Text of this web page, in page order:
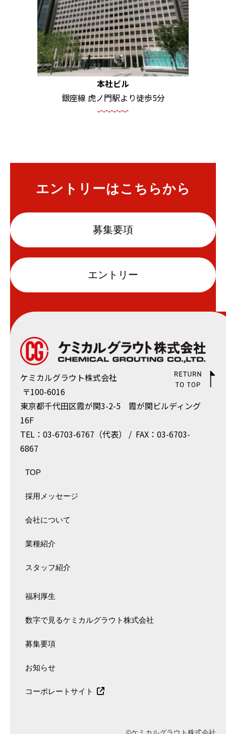
本社ビル
銀座線 虎ノ門駅より徒歩5分
エントリーはこちらから
募集要項
エントリー
ケミカルグラウト株式会社
〒100-6016
東京都千代⽥区霞が関3-2-5 霞が関ビルディング
16F
TEL：03-6703-6767（代表） / FAX：03-6703-
6867
TOP
採用メッセージ
会社について
業種紹介
スタッフ紹介
福利厚生
数字で見るケミカルグラウト株式会社
募集要項
お知らせ
コーポレートサイト